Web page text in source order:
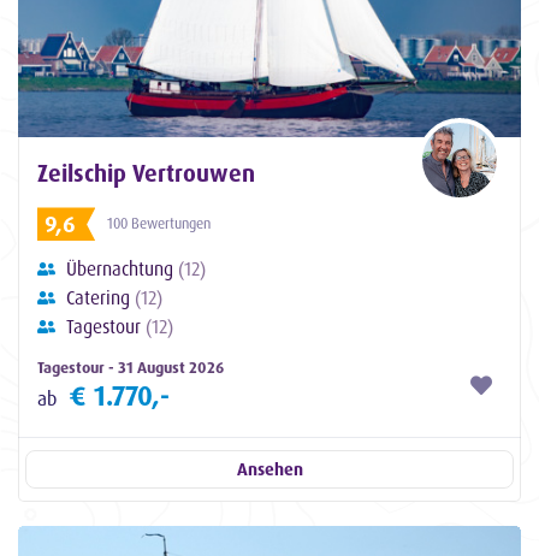
Zeilschip Vertrouwen
9,6
100 Bewertungen
Übernachtung (12)
Catering (12)
Tagestour (12)
Tagestour - 31 August 2026
ab € 1.770,-
Ansehen